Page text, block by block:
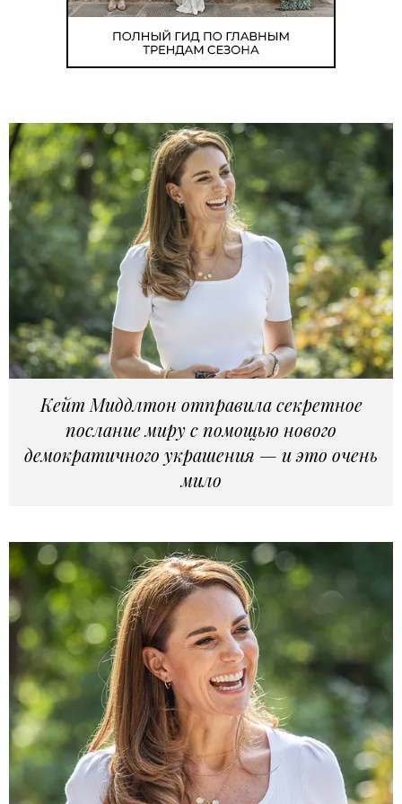
Кейт Миддлтон отправила секретное
послание миру с помощью нового
демократичного украшения — и это очень
мило